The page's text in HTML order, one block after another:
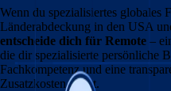
Wenn du spezialisiertes globales
Länderabdeckung in den USA
entscheide dich für Remote –
die dir spezialisierte persönliche
Fachkompetenz und eine
Zusatzkosten bietet.